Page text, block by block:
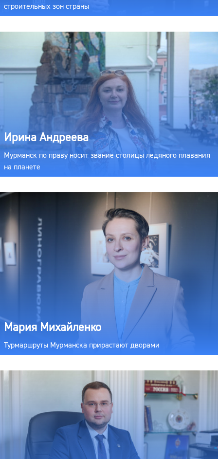
строительных зон страны
Ирина Андреева
Мурманск по праву носит звание столицы ледяного плавания
на планете
Мария Михайленко
Турмаршруты Мурманска прирастают дворами